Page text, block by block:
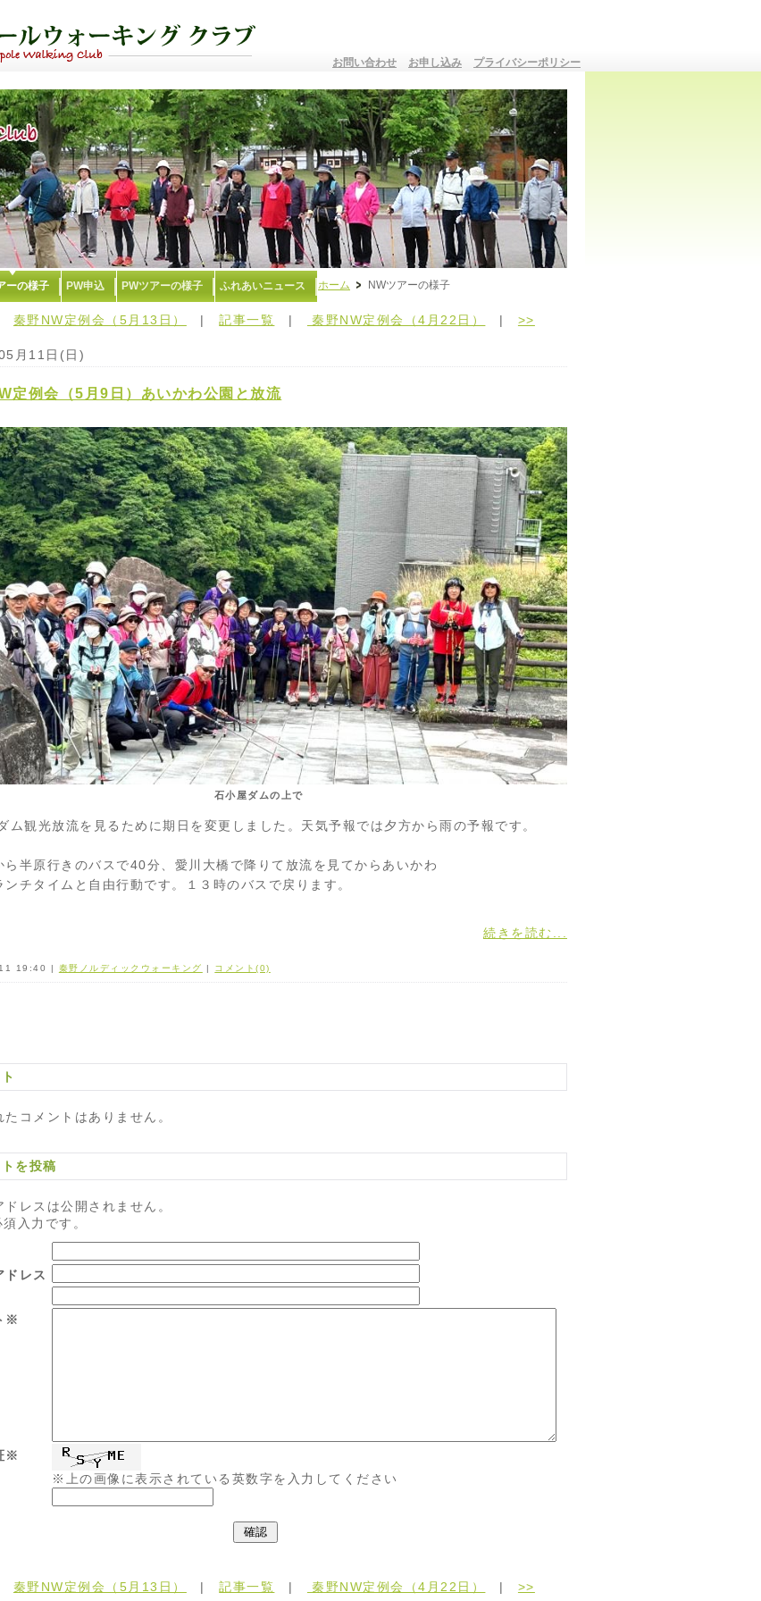
お問い合わせ お申し込み プライバシーポリシー
ーの様子 PW申込 PWツアーの様子 ふれあいニュース ホーム NWツアーの様子
秦野NW定例会（5月13日） |記事一覧 | 秦野NW定例会（4月22日） | >>
月11日(日)
定例会（5月9日）あいかわ公園と放流
石小屋ダムの上で
ム観光放流を見るために期日を変更しました。天気予報では夕方から雨の予報です。
ら半原行きのバスで40分、愛川大橋で降りて放流を見てからあいかわ
ンチタイムと自由行動です。１３時のバスで戻ります。
続きを読む...
19:40 | 秦野ノルディックウォーキング | コメント(0)
たコメントはありません。
を投稿
ドレスは公開されません。
入力です。
ドレス
※
※
※上の画像に表示されている英数字を入力してください
秦野NW定例会（5月13日） |記事一覧 | 秦野NW定例会（4月22日） | >>